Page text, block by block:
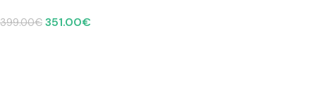
399.00€ 351.00€